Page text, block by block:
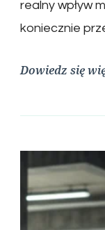
realny wpływ
koniecznie
Dowiedz się